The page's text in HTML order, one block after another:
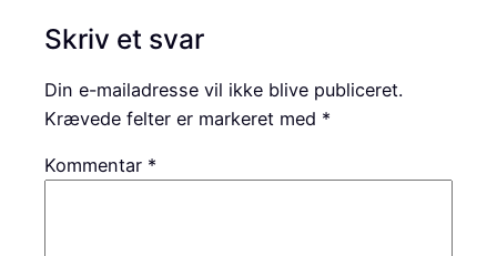
Skriv et svar
Din e-mailadresse vil ikke blive publiceret.
Krævede felter er markeret med *
Kommentar *